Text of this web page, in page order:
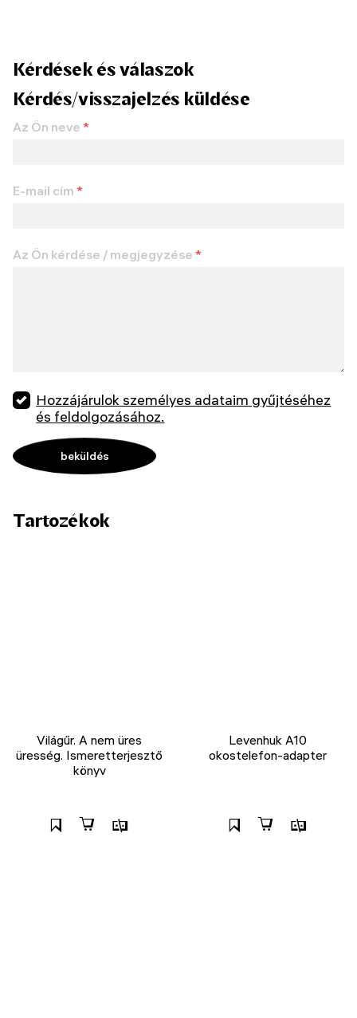
Kérdések és válaszok
Kérdés/visszajelzés küldése
Az Ön neve *
E-mail cím *
Az Ön kérdése / megjegyzése *
Hozzájárulok személyes adataim gyűjtéséhez
és feldolgozásához.
Tartozékok
Világűr. A nem üres
üresség. Ismeretterjesztő
könyv
Levenhuk A10
okostelefon-adapter